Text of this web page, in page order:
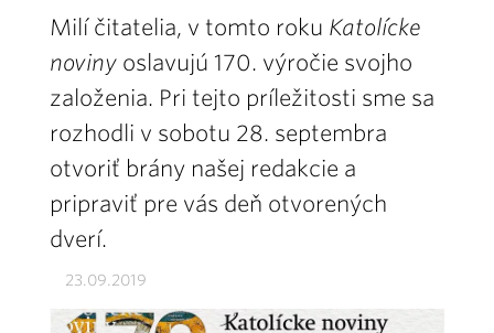
Milí čitatelia, v tomto roku Katolícke
noviny oslavujú 170. výročie svojho
založenia. Pri tejto príležitosti sme sa
rozhodli v sobotu 28. septembra
otvoriť brány našej redakcie a
pripraviť pre vás deň otvorených
dverí.
23.09.2019